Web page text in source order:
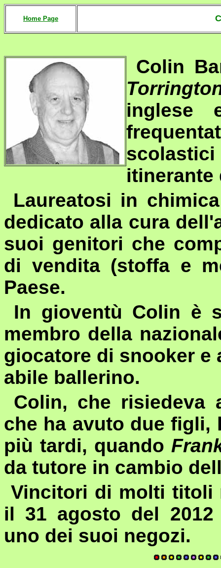
Home Page
Colin
inglese
itinerante
Laureatosi in
dedicato alla cura
suoi genitori che
di vendita (stoffa e
Paese.
In gioventù Colin è
membro della
giocatore di snooker e
abile ballerino.
Colin, che risiedeva
che ha avuto due
più tardi, quando
da tutore in cambio
Vincitori di molti titoli
il 31 agosto del
uno dei suoi negozi.